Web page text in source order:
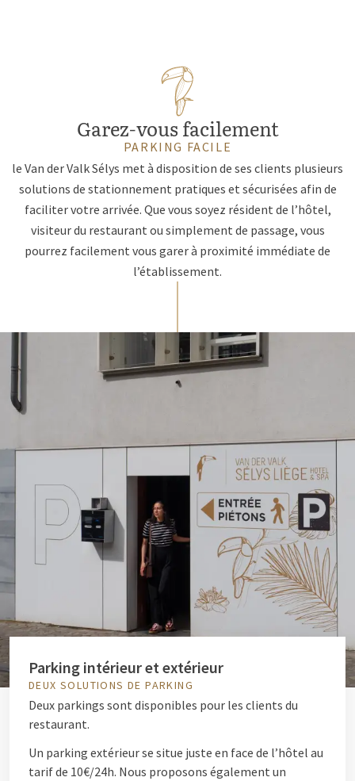
Garez-vous facilement
PARKING FACILE
le Van der Valk Sélys met à disposition de ses clients plusieurs
solutions de stationnement pratiques et sécurisées afin de
faciliter votre arrivée. Que vous soyez résident de l’hôtel,
visiteur du restaurant ou simplement de passage, vous
pourrez facilement vous garer à proximité immédiate de
l’établissement.
Parking intérieur et extérieur
DEUX SOLUTIONS DE PARKING
Deux parkings sont disponibles pour les clients du
restaurant.
Un parking extérieur se situe juste en face de l’hôtel au
tarif de 10€/24h. Nous proposons également un